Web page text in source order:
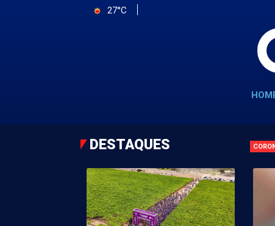
27°C
DESTAQUES